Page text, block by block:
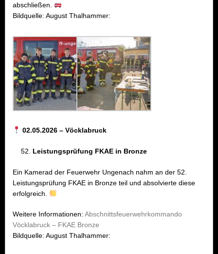
abschließen.
Bildquelle: August Thalhammer:
02.05.2026 – Vöcklabruck
Leistungsprüfung FKAE in Bronze
Ein Kamerad der Feuerwehr Ungenach nahm an der 52.
Leistungsprüfung FKAE in Bronze teil und absolvierte diese
erfolgreich.
Weitere Informationen: Abschnittsfeuerwehrkommando
Vöcklabruck – FKAE Bronze
Bildquelle: August Thalhammer: